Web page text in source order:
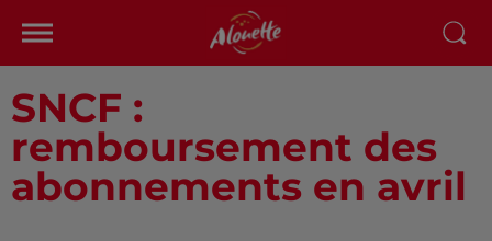
SNCF :
remboursement des
abonnements en avril